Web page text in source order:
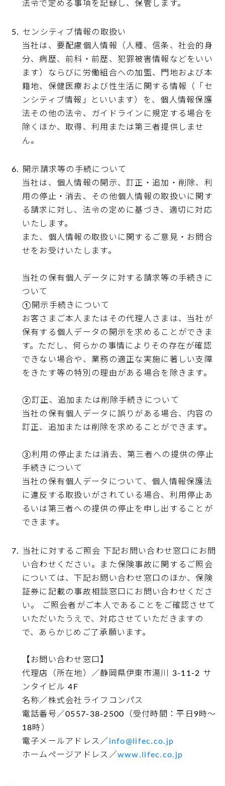
法令で定める事項を記録し、保管します。
センシティブ情報の取扱い
当社は、要配慮個人情報（人種、信条、社会的身
分、病歴、前科・前歴、犯罪被害情報などをいい
ます）ならびに労働組合への加盟、門地および本
籍地、保健医療および性生活に関する情報（「セ
ンシティブ情報」といいます）を、個人情報保護
法その他の法令、ガイドラインに規定する場合を
除くほか、取得、利用または第三者提供しませ
ん。
開示請求等の手続について
当社は、個人情報の開示、訂正・追加・削除、利
用の停止・消去、その他個人情報の取扱いに関す
る請求に対し、法令の定めに基づき、適切に対応
いたします。
また、個人情報の取扱いに関するご意見・お問合
せをお受けいたします。
当社の保有個人データに対する請求等の手続きに
ついて
①開示手続きについて
お客さまご本人またはその代理人さまは、当社が
保有する個人データの開示を求めることができま
す。ただし、何らかの事情によりその存在が確認
できない場合や、業務の適正な実施に著しい支障
をきたす等の特別の理由がある場合を除きます。
②訂正、追加または削除手続きについて
当社の保有個人データに誤りがある場合、内容の
訂正、追加または削除を求めることができます。
③利用の停止または消去、第三者への提供の停止
手続きについて
当社の保有個人データについて、個人情報保護法
に違反する取扱いがされている場合、利用停止あ
るいは第三者への提供の停止を申し出することが
できます。
当社に対するご照会 下記お問い合わせ窓口にお問
い合わせください。また保険事故に関するご照会
については、下記お問い合わせ窓口のほか、保険
証券に記載の事故相談窓口にお問い合わせくださ
い。 ご照会者がご本人であることをご確認させて
いただいたうえで、対応させていただきますの
で、あらかじめご了承願います。
【お問い合わせ窓口】
代理店（所在地）／静岡県伊東市湯川 3-11-2 サ
ンタイビル 4F
名称／株式会社ライフコンパス
電話番号／0557-38-2500（受付時間：平日9時～
18時）
電子メールアドレス／ info@lifec.co.jp
ホームページアドレス／ www.lifec.co.jp